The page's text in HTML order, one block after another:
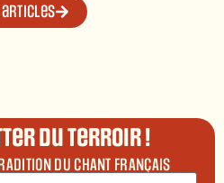
articles
du terroir !
DU CHANT FRANÇAIS